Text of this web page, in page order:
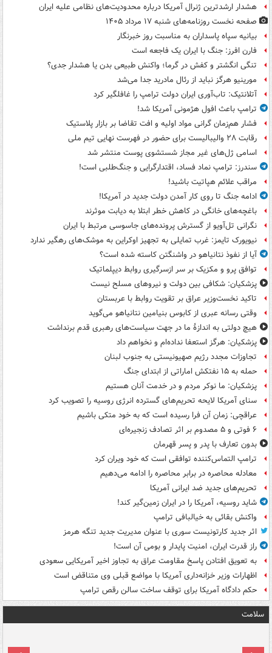
هشدار ارشدترین ژنرال آمریکا درباره محدودیت‌های نظامی علیه ایران
صفحه نخست روزنامه‌های شنبه ۱۷ مرداد ۱۴۰۵
بیانیه سپاه پاسداران به مناسبت روز خبرنگار
فارن افرز: جنگ با ایران یک فاجعه است
تنگی انگشتر و کفش در گرما؛ واکنش طبیعی بدن یا هشدار جدی؟
مورینیو هرگز نباید از رئال مادرید جدا می‌شد
آتلانتیک: تاب‌آوری ایران دولت ترامپ را غافلگیر کرد
ترامپ باعث افول هژمونی آمریکا شد!
فشار هم‌زمان گرانی مواد اولیه و افت تقاضا بر بازار پلاستیک
رقابت ۲۸ والیبالیست برای حضور در فهرست نهایی تیم ملی
اسامی ژل‌های غیر مجاز شستشوی پوست منتشر شد
سندرز: ترامپ نماد فساد، اقتدارگرایی و جنگ‌طلبی است!
مراقب علائم هپاتیت باشید!
ادامه جنگ تا روی کار آمدن دولت جدید در آمریکا!
باغچه‌های خانگی در کاهش خطر ابتلا به دیابت موثرند
نگرانی تل‌آویو از گسترش پرونده‌های جاسوسی مرتبط با ایران
نیویورک تایمز: غرب تمایلی به تجهیز اوکراین به موشک‌های رهگیر ندارد
آیا از نفوذ نتانیاهو در واشنگتن کاسته شده است؟
توافق پرو و مکزیک بر سر ازسرگیری روابط دیپلماتیک
پزشکیان: شکافی بین دولت و نیروهای مسلح نیست
تاکید نخست‌وزیر عراق بر تقویت روابط با عربستان
وقتی رسانه عبری از کابوس بنیامین نتانیاهو می‌گوید
هیچ دولتی به اندازۀ ما در جهت سیاست‌های رهبری قدم برنداشت
پزشکیان: هرگز استعفا نداده‌ام و نخواهم داد
تجاوزات مجدد رژیم صهیونیستی به جنوب لبنان
حمله به ۱۵ نفتکش‌ اماراتی از ابتدای جنگ
پزشکیان: ما نوکر مردم و در خدمت آنان هستیم
سنای آمریکا لایحه تحریم‌های گسترده انرژی روسیه را تصویب کرد
عراقچی: زمان آن فرا رسیده است که به خود متکی باشیم
۶ فوتی و ۵ مصدوم بر اثر تصادف زنجیره‌ای
بدون تعارف با پدر و پسر قهرمان
ترامپ التماس‌کننده توافقی است که خود ویران کرد
معادله محاصره در برابر محاصره را ادامه می‌دهیم
تحریم‌های جدید ضد ایرانی آمریکا
شاید روسیه، آمریکا را در ایران زمین‌گیر کند!
واکنش بقائی به خیالبافی ترامپ
اثر جدید کارتونیست سوری با عنوان مدیریت جدید تنگه هرمز
راز قدرت ایران، امنیت پایدار و بومی آن است!
به تعویق افتادن پاسخ مقاومت عراق به تجاوز اخیر آمریکایی سعودی
اظهارات وزیر خزانه‌داری آمریکا با مواضع قبلی وی متناقض است
حکم دادگاه آمریکا برای توقف ساخت سالن رقص ترامپ
سلامت